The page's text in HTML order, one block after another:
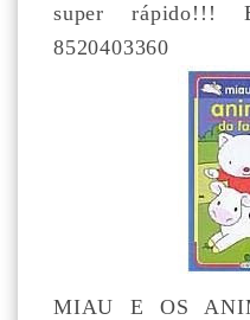
super rápido!!!
8520403360
MIAU E OS